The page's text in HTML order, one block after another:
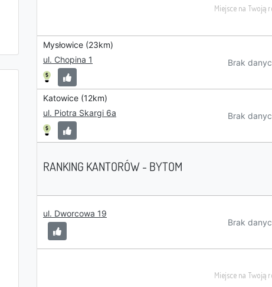
Mysłowice (23km)
ul. Chopina 1
Brak
Katowice (12km)
ul. Piotra Skargi 6a
Brak
RANKING KANTORÓW - BYTOM
ul. Dworcowa 19
Brak